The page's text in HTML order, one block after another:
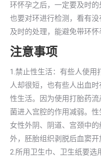
环怀孕之后，一定要及时
也要对环进行检测，看有没
及时的处理，能避免带环怀
注意事项
1.禁止性生活：有些人使用
人却很短，也有些人出血
性生活。因为使用打胎药
菌进入宫腔的作用减弱。
女性外阴、阴道、宫颈中
外，胚胎组织剥脱后血窦开
2.所用卫生巾、卫生纸要选